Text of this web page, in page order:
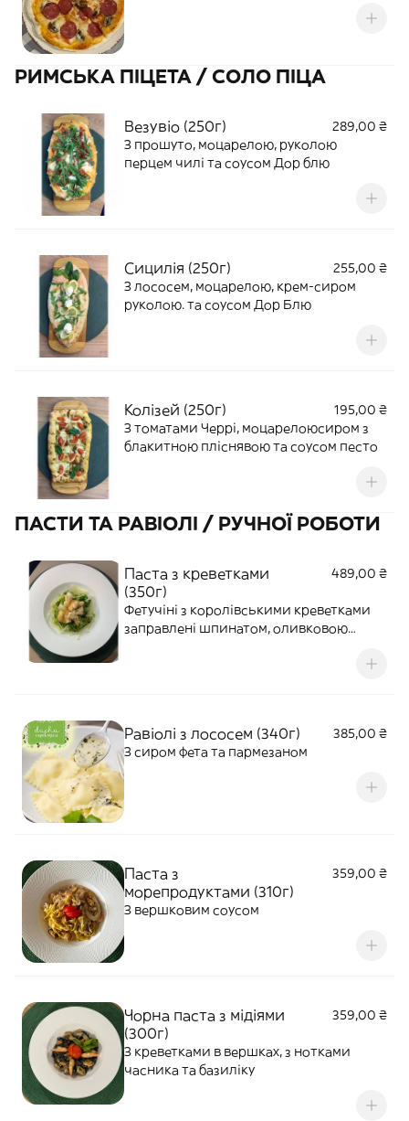
РИМСЬКА ПІЦЕТА / СОЛО ПІЦА
Везувіо (250г)
289,00 ₴
З прошуто, моцарелою, руколою
перцем чилі та соусом Дор блю
Сицилія (250г)
255,00 ₴
З лососем, моцарелою, крем-сиром
руколою. та соусом Дор Блю
Колізей (250г)
195,00 ₴
З томатами Черрі, моцарелоюсиром з
блакитною пліснявою та соусом песто
ПАСТИ ТА РАВІОЛІ / РУЧНОЇ РОБОТИ
Паста з креветками
(350г)
489,00 ₴
Фетучіні з королівськими креветками
заправлені шпинатом, оливковою
Равіолі з лососем (340г)
385,00 ₴
З сиром фета та пармезаном
Паста з
морепродуктами (310г)
359,00 ₴
З вершковим соусом
Чорна паста з мідіями
(300г)
359,00 ₴
З креветками в вершках, з нотками
часника та базиліку